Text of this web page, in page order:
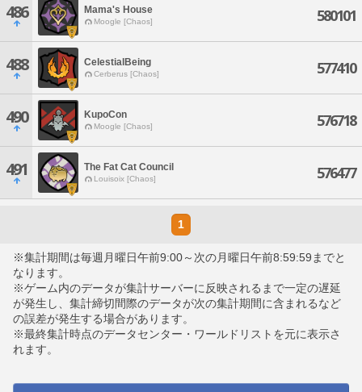
486 Mama's House
Moogle [Chaos] 580101
488 CelestialBeing
Cerberus [Chaos] 577410
490 KupoCon
Moogle [Chaos] 576718
491 The Fat Cat Council
Louisoix [Chaos] 576477
1
※集計期間は毎週月曜日午前9:00～次の月曜日午前8:59:59までと
なります。
※ゲーム内のデータが集計サーバーに反映されるまで一定の遅延
が発生し、集計締切間際のデータが次の集計期間に含まれるなど
の誤差が発生する場合があります。
※最終集計時点のデータセンター・ワールドリストを元に表示さ
れます。